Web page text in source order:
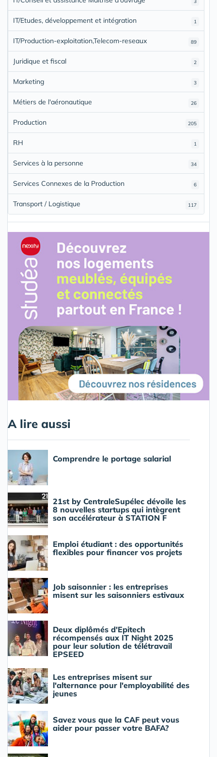
3
1
IT/Etudes, développement et intégration
89
IT/Production-exploitation,Telecom-reseaux
2
Juridique et fiscal
3
Marketing
26
Métiers de l'aéronautique
205
Production
1
RH
34
Services à la personne
6
Services Connexes de la Production
117
Transport / Logistique
A lire aussi
Comprendre le portage salarial
21st by CentraleSupélec dévoile les
8 nouvelles startups qui intègrent
son accélérateur à STATION F
Emploi étudiant : des opportunités
flexibles pour financer vos projets
Job saisonnier : les entreprises
misent sur les saisonniers estivaux
Deux diplômés d'Epitech
récompensés aux IT Night 2025
pour leur solution de télétravail
EPSEED
Les entreprises misent sur
l'alternance pour l'employabilité des
jeunes
Savez vous que la CAF peut vous
aider pour passer votre BAFA?